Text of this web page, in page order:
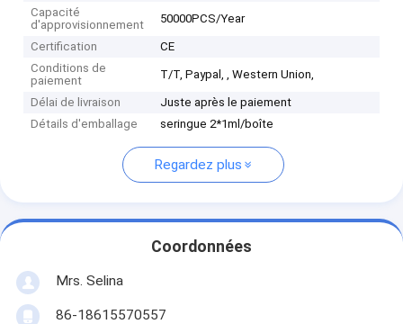
Capacité
d'approvisionnement
50000PCS/Year
Certification
CE
Conditions de
paiement
T/T, Paypal, , Western Union,
Délai de livraison
Juste après le paiement
Détails d'emballage
seringue 2*1ml/boîte
Regardez plus
Coordonnées
Mrs. Selina
86-18615570557